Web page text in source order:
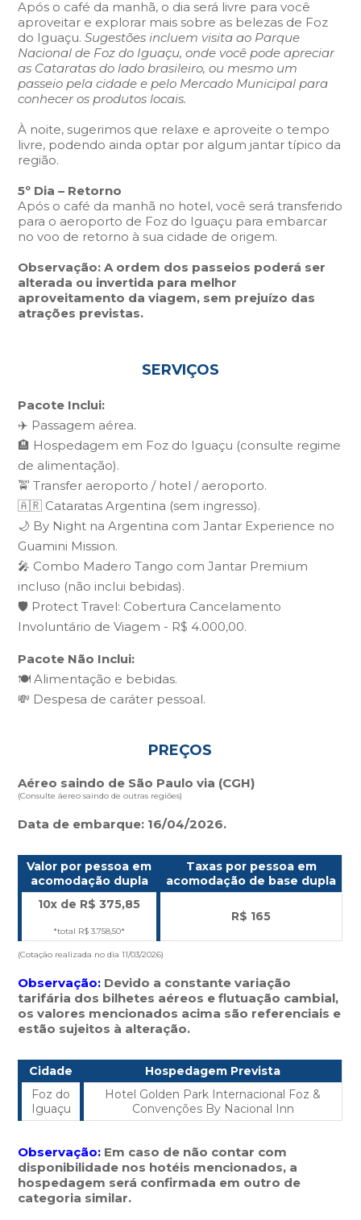
Após o café da manhã, o dia será livre para você
aproveitar e explorar mais sobre as belezas de Foz
do Iguaçu.Sugestões incluem visita ao Parque
Nacional de Foz do Iguaçu, onde você pode apreciar
as Cataratas do lado brasileiro, ou mesmo um
passeio pela cidade e pelo Mercado Municipal para
conhecer os produtos locais.
À noite, sugerimos que relaxe e aproveite o tempo
livre, podendo ainda optar por algum jantar típico da
região.
5º Dia – Retorno
Após o café da manhã no hotel, você será transferido
para o aeroporto de Foz do Iguaçu para embarcar
no voo de retorno à sua cidade de origem.
Observação: A ordem dos passeios poderá ser
alterada ou invertida para melhor
aproveitamento da viagem, sem prejuízo das
atrações previstas.
SERVIÇOS
Pacote Inclui:
✈️ Passagem aérea.
🏨 Hospedagem em Foz do Iguaçu (consulte regime
de alimentação).
🚖 Transfer aeroporto / hotel / aeroporto.
🇦🇷 Cataratas Argentina (sem ingresso).
🌙 By Night na Argentina com Jantar Experience no
Guamini Mission.
🎤 Combo Madero Tango com Jantar Premium
incluso (não inclui bebidas).
🛡️ Protect Travel: Cobertura Cancelamento
Involuntário de Viagem - R$ 4.000,00.
Pacote Não Inclui:
🍽️ Alimentação e bebidas.
💸 Despesa de caráter pessoal.
PREÇOS
Aéreo saindo de São Paulo via (CGH)
(Consulte áereo saindo de outras regiões)
Data de embarque: 16/04/2026.
Valor por pessoa em
acomodação dupla
Taxas por pessoa em
acomodação de base dupla
10x de R$ 375,85
*total R$ 3.758,50*
R$ 165
(Cotação realizada no dia 11/03/2026)
Observação: Devido a constante variação
tarifária dos bilhetes aéreos e flutuação cambial,
os valores mencionados acima são referenciais e
estão sujeitos à alteração.
Cidade
Hospedagem Prevista
Foz do
Iguaçu
Hotel Golden Park Internacional Foz &
Convenções By Nacional Inn
Observação: Em caso de não contar com
disponibilidade nos hotéis mencionados, a
hospedagem será confirmada em outro de
categoria similar.